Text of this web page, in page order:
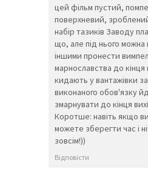
цей фільм пустий,
поверхневий,
набір тазиків Заводу
що, але під нього можна
іншими пронести
марнославства до
кидають у вантажівки
виконаного обов'язку
змарнувати до кінця
Коротше: навіть якщо
можете зберегти час і
зовсім!))
Відповісти